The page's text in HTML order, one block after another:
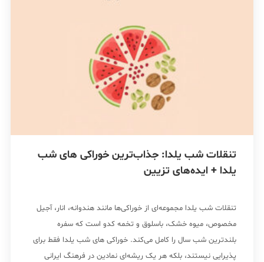
تنقلات شب یلدا: جذاب‌ترین خوراکی های شب
یلدا + ایده‌های تزیین
تنقلات شب یلدا مجموعه‌ای از خوراکی‌ها مانند هندوانه، انار، آجیل
مخصوص، میوه خشک، باسلوق و تخمه کدو است که سفره
بلندترین شب سال را کامل می‌کند. خوراکی‌ های شب یلدا فقط برای
پذیرایی نیستند، بلکه هر یک ریشه‌ای نمادین در فرهنگ ایرانی